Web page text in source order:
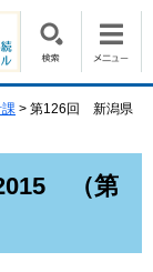
> 第126回 新潟県
（第